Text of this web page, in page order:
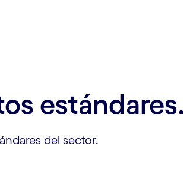
estándares.
del sector.